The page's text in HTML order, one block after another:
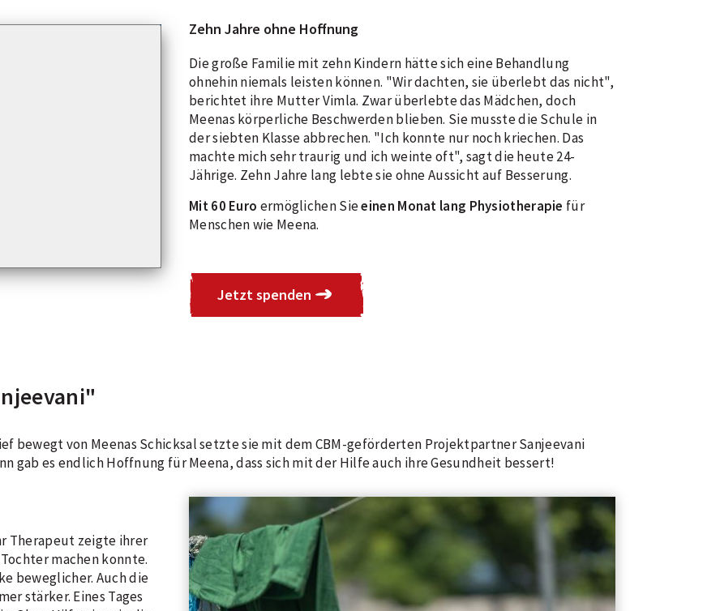
Zehn Jahre ohne Hoffnung
Die große Familie mit zehn Kindern hätte sich eine Behandlung
ohnehin niemals leisten können. "Wir dachten, sie überlebt das nicht",
berichtet ihre Mutter Vimla. Zwar überlebte das Mädchen, doch
Meenas körperliche Beschwerden blieben. Sie musste die Schule in
der siebten Klasse abbrechen. "Ich konnte nur noch kriechen. Das
machte mich sehr traurig und ich weinte oft", sagt die heute 24-
Jährige. Zehn Jahre lang lebte sie ohne Aussicht auf Besserung.
Mit 60 Euro ermöglichen Sieeinen Monat lang Physiotherapie für
Menschen wie Meena.
Jetzt spenden
bewegt von Meenas Schicksal setzte sie mit dem CBM-geförderten Projektpartner Sanjeevani
gab es endlich Hoffnung für Meena, dass sich mit der Hilfe auch ihre Gesundheit bessert!
Therapeut zeigte ihrer
machen konnte.
beweglicher. Auch die
stärker. Eines Tages